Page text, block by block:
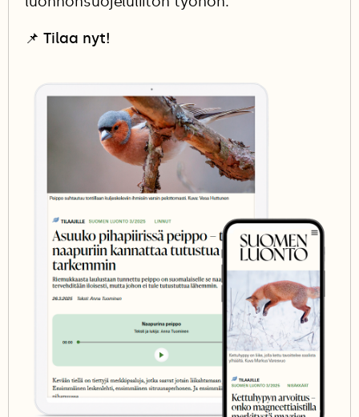
📌 Tilaa nyt!